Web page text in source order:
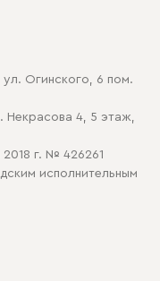
Огинского, 6 пом.
Некрасова 4, 5 этаж,
г. № 426261
исполнительным